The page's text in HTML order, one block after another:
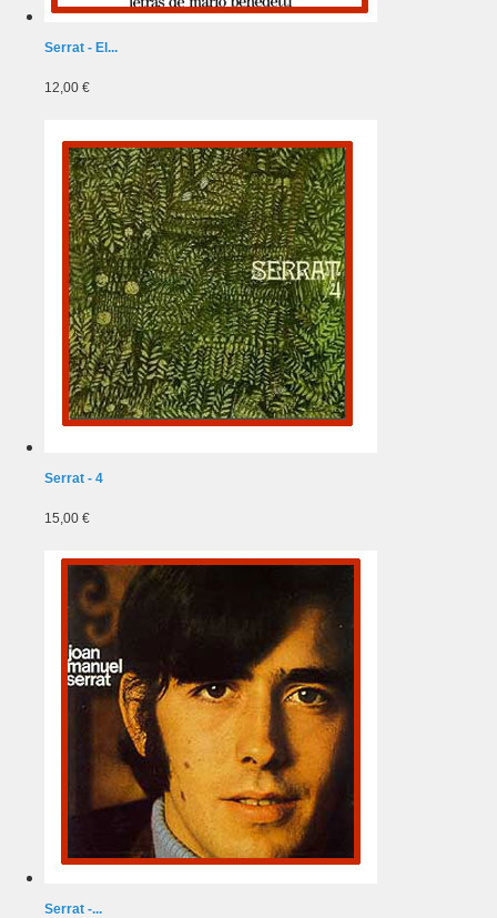
Serrat - El...
12,00 €
Serrat - 4
15,00 €
Serrat -...